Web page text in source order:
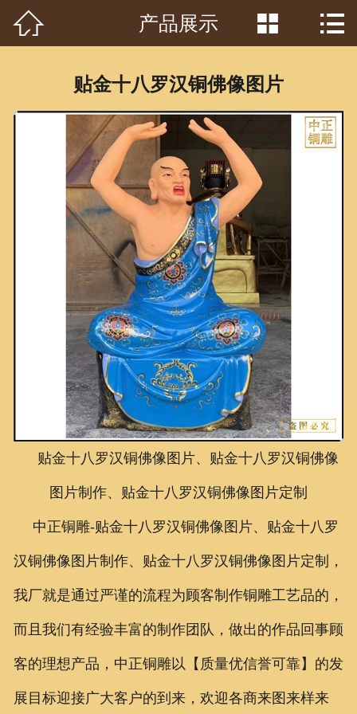
首页
产品中心
客户见证
常识问答
新闻资讯
荣誉资质
泥塑鉴赏
联系我们
 产品展示  
贴金十八罗汉铜佛像图片
贴金十八罗汉铜佛像图片、贴金十八罗汉铜佛像
图片制作、贴金十八罗汉铜佛像图片定制
中正铜雕-贴金十八罗汉铜佛像图片、 贴金十八罗
汉铜佛像图片制作、 贴金十八罗汉铜佛像图片定制 ，
我厂就是通过严谨的流程为顾客制作铜雕工艺品的，
而且我们有经验丰富的制作团队，做出的作品回事顾
客的理想产品，中正铜雕以【质量优信誉可靠】的发
展目标迎接广大客户的到来，欢迎各商来图来样来